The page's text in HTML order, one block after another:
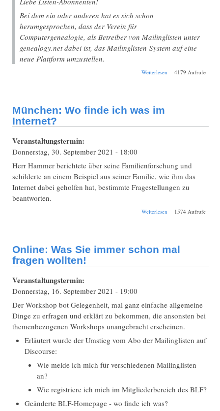
Bei dem ein oder anderen hat es sich schon
herumgesprochen, dass der Verein für
Computergenealogie, als Betreiber von Mailinglisten unter
genealogy.net dabei ist, das Mailinglisten-System auf eine
neue Plattform umzustellen.
Weiterlesen über Umstellung
4179 Aufrufe
München: Wo finde ich was im
Internet?
Veranstaltungstermin:
Donnerstag, 30. September 2021 - 18:00
Herr Hammer berichtete über seine Familienforschung und
schilderte an einem Beispiel aus seiner Familie, wie ihm das
Internet dabei geholfen hat, bestimmte Fragestellungen zu
beantworten.
Weiterlesen über München: Wo
1574 Aufrufe
Online: Was Sie immer schon mal
fragen wollten!
Veranstaltungstermin:
Donnerstag, 16. September 2021 - 19:00
Der Workshop bot Gelegenheit, mal ganz einfache allgemeine
Dinge zu erfragen und erklärt zu bekommen, die ansonsten bei
themenbezogenen Workshops unangebracht erscheinen.
Erläutert wurde der Umstieg vom Abo der Mailinglisten auf
Discourse:
Wie melde ich mich für verschiedenen Mailinglisten
an?
Wie registriere ich mich im Mitgliederbereich des BLF?
Geänderte BLF-Homepage - wo finde ich was?